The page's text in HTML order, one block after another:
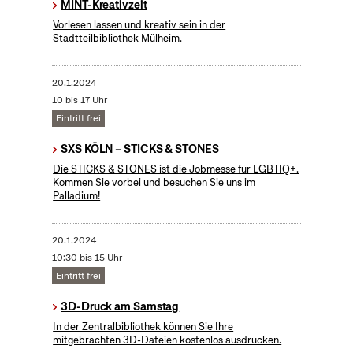
MINT-Kreativzeit
Vorlesen lassen und kreativ sein in der
Stadtteilbibliothek Mülheim.
20.1.2024
10 bis 17 Uhr
Eintritt frei
SXS KÖLN – STICKS & STONES
Die STICKS & STONES ist die Jobmesse für LGBTIQ+.
Kommen Sie vorbei und besuchen Sie uns im
Palladium!
20.1.2024
10:30 bis 15 Uhr
Eintritt frei
3D-Druck am Samstag
In der Zentralbibliothek können Sie Ihre
mitgebrachten 3D-Dateien kostenlos ausdrucken.